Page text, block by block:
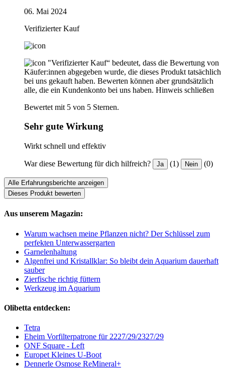
06. Mai 2024
Verifizierter Kauf
"Verifizierter Kauf“ bedeutet, dass die Bewertung von
Käufer:innen abgegeben wurde, die dieses Produkt tatsächlich
bei uns gekauft haben. Bewerten können aber grundsätzlich
alle, die ein Kundenkonto bei uns haben. Hinweis schließen
Bewertet mit 5 von 5 Sternen.
Sehr gute Wirkung
Wirkt schnell und effektiv
War diese Bewertung für dich hilfreich? Ja (1) Nein (0)
Alle Erfahrungsberichte anzeigen
Dieses Produkt bewerten
Aus unserem Magazin:
Warum wachsen meine Pflanzen nicht? Der Schlüssel zum
perfekten Unterwassergarten
Garnelenhaltung
Algenfrei und Kristallklar: So bleibt dein Aquarium dauerhaft
sauber
Zierfische richtig füttern
Werkzeug im Aquarium
Olibetta entdecken:
Tetra
Eheim Vorfilterpatrone für 2227/29/2327/29
ONF Square - Left
Europet Kleines U-Boot
Dennerle Osmose ReMineral+